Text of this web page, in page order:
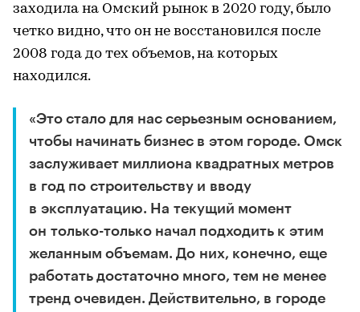
заходила на Омский рынок в 2020 году, было
четко видно, что он не восстановился после
2008 года до тех объемов, на которых
находился.
«Это стало для нас серьезным основанием,
чтобы начинать бизнес в этом городе. Омск
заслуживает миллиона квадратных метров
в год по строительству и вводу
в эксплуатацию. На текущий момент
он только-только начал подходить к этим
желанным объемам. До них, конечно, еще
работать достаточно много, тем не менее
тренд очевиден. Действительно, в городе